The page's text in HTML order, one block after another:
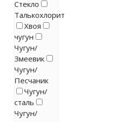
Стекло
Талькохлорит
Хвоя
чугун
Чугун/
Змеевик
Чугун/
Песчаник
Чугун/
сталь
Чугун/